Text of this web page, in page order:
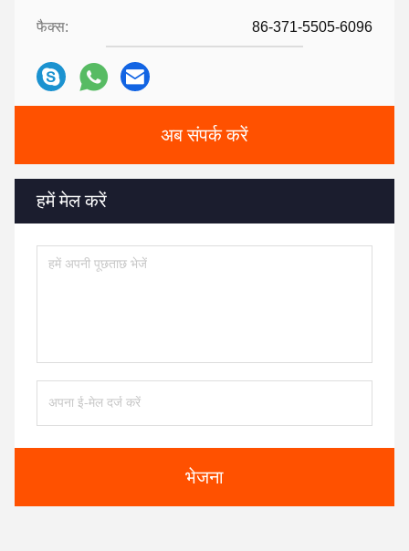
फैक्स: 86-371-5505-6096
अब संपर्क करें
हमें मेल करें
भेजना